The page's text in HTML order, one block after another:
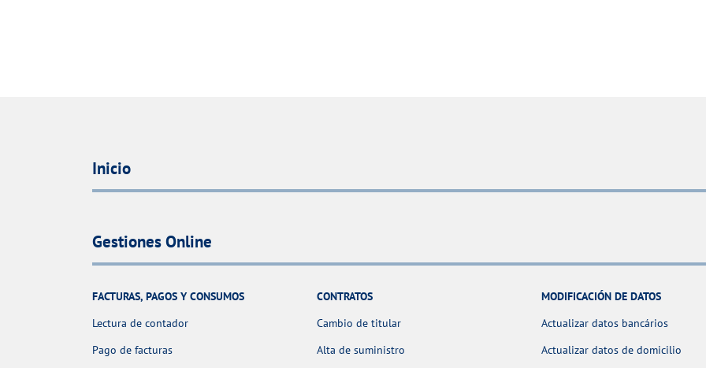
Inicio
Gestiones Online
FACTURAS, PAGOS Y CONSUMOS
Lectura de contador
Pago de facturas
CONTRATOS
Cambio de titular
Alta de suministro
MODIFICACIÓN DE DATOS
Actualizar datos bancários
Actualizar datos de domicilio